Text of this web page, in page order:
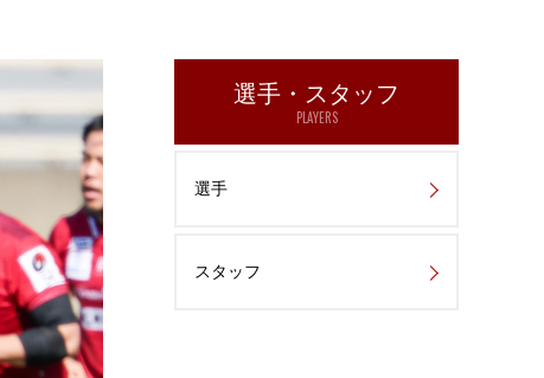
選手・スタッフ
PLAYERS
選手
スタッフ